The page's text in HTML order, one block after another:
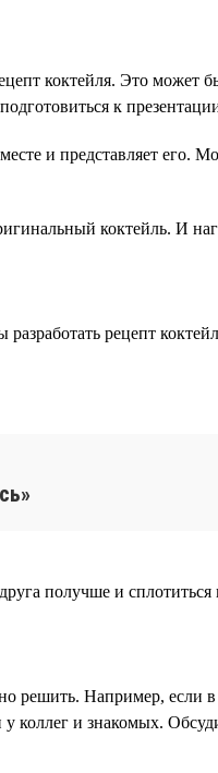
коктейля. Это
к
и представляет
коктейль. И
рецепт
получше и сплотиться
решить. Например,
коллег и знакомых.